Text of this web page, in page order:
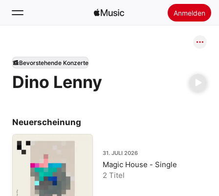
Anmelden
Startseite
Neu
Dino Lenny
Bevorstehende Konzerte
Neuerscheinung
31. JULI 2026
Magic House - Single
2 Titel